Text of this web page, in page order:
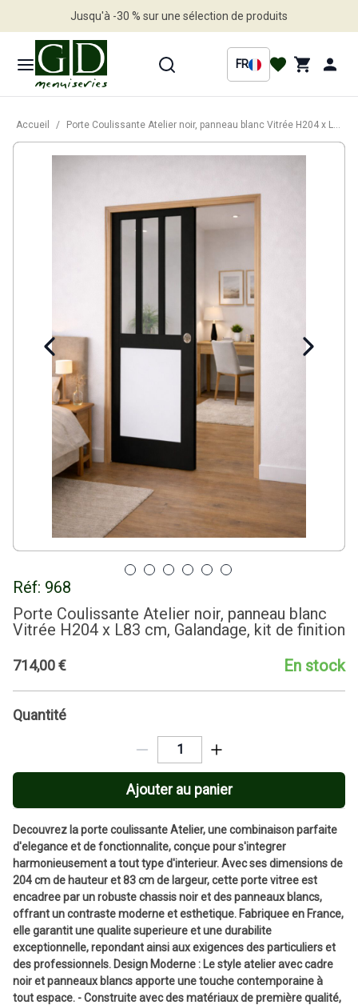
Jusqu'à -30 % sur une sélection de produits
FR
Accueil / Porte Coulissante Atelier noir, panneau blanc Vitrée H204 x L83 cm, Galandage, kit de finition
Réf: 968
Porte Coulissante Atelier noir, panneau blanc
Vitrée H204 x L83 cm, Galandage, kit de finition
714,00€ En stock
Quantité
Ajouter au panier
Decouvrez la porte coulissante Atelier, une combinaison parfaite
d'elegance et de fonctionnalite, conçue pour s'integrer
harmonieusement a tout type d'interieur. Avec ses dimensions de
204 cm de hauteur et 83 cm de largeur, cette porte vitree est
encadree par un robuste chassis noir et des panneaux blancs,
offrant un contraste moderne et esthetique. Fabriquee en France,
elle garantit une qualite superieure et une durabilite
exceptionnelle, repondant ainsi aux exigences des particuliers et
des professionnels. Design Moderne : Le style atelier avec cadre
noir et panneaux blancs apporte une touche contemporaine à
tout espace. - Construite avec des matériaux de première qualité,